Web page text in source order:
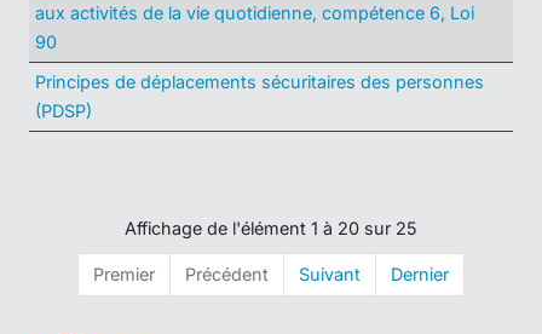
aux activités de la vie quotidienne, compétence 6, Loi
90
Principes de déplacements sécuritaires des personnes
(PDSP)
Affichage de l'élément 1 à 20 sur 25
Premier Précédent Suivant Dernier